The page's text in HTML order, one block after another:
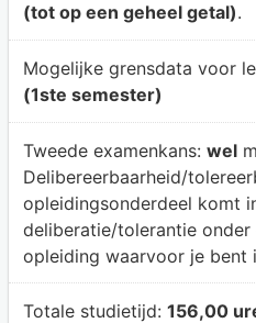
(tot op een geheel getal).
Mogelijke grensdata voor
(1ste semester)
Tweede examenkans: wel
Delibereerbaarheid/
opleidingsonderdeel komt
deliberatie/tolerantie
opleiding waarvoor je bent
Totale studietijd: 156,00